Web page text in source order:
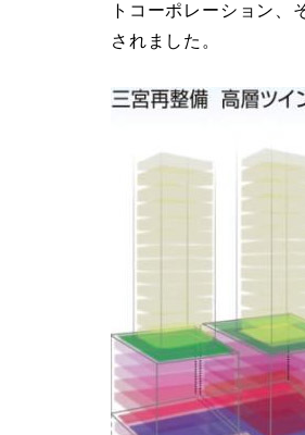
トコーポレーション、
されました。